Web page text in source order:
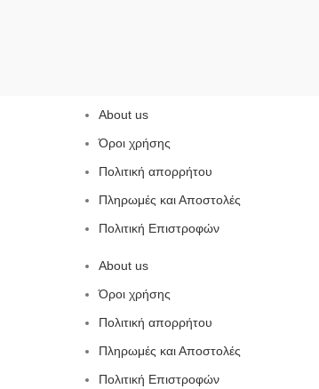
About us
Όροι χρήσης
Πολιτική απορρήτου
Πληρωμές και Αποστολές
Πολιτική Επιστροφών
About us
Όροι χρήσης
Πολιτική απορρήτου
Πληρωμές και Αποστολές
Πολιτική Επιστροφών